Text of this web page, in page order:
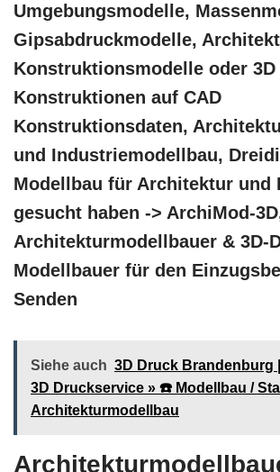
Umgebungsmodelle,
Gipsabdruckmodelle,
Konstruktionsmodelle oder 3D
Konstruktionen auf CAD
Konstruktionsdaten,
und Industriemodellbau,
Modellbau für Architektur und
gesucht haben -> ArchiMod-
Architekturmodellbauer & 3D-
Modellbauer für den
Senden
Siehe auch 3D Druck Brandenburg
3D Druckservice » ☎️ Modellbau /
Architekturmodellbau